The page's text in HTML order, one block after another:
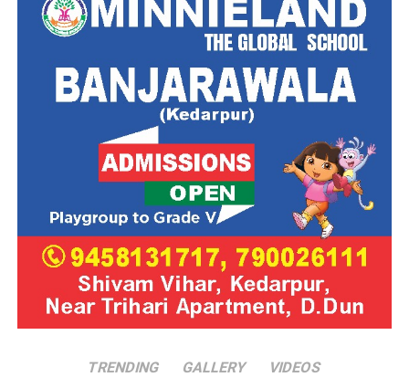
TRENDING GALLERY VIDEOS